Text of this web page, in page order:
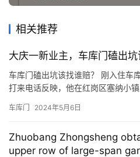
相关推荐
大庆一新业主，车库门磕出坑
车库门磕出坑该找谁赔？ 刚入住车
打来电话反映，他在红岗区塞纳小
业，物业说只能提供10天以内的监
这个坑，我该找谁负责？” 针对姜
车库门 2024年5月6日
Zhuobang Zhongsheng
upper row of large-span